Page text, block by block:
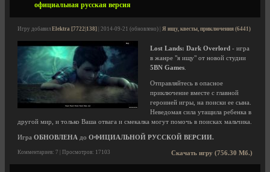
официальная русская версия
Игру добавил Elektra [7722|138] | 2014-09-21 (обновлено) | Я ищу, квесты, приключения (6441)
Lost Lands: Dark Overlord - игра
в жанре "я ищу" от новой студии
5BN Games
Отправляйтесь в опасное
приключение вместе с главной
героиней игры, на поиски ее сына.
Неведомая сила утащила ребенка в
другой мир, и только Ваша отвага и смекалка могут помочь в поисках мальчика.
Игра ОБНОВЛЕНА до ОФИЦИАЛЬНОЙ РУССКОЙ ВЕРСИИ.
Скачать игру (756.30 Мб.)
Комментариев: 7 | Просмотров: 17103